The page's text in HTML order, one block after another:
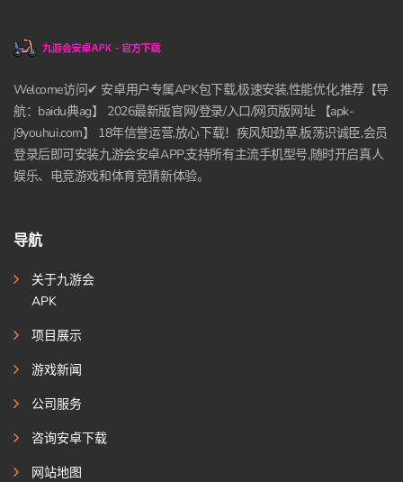
Welcome访问✔ 安卓用户专属APK包下载,极速安装,性能优化,推荐【导
航：baidu典ag】 2026最新版官网/登录/入口/网页版网址 【apk-
j9youhui.com】 18年信誉运营,放心下载！疾风知劲草,板荡识诚臣,会员
登录后即可安装九游会安卓APP,支持所有主流手机型号,随时开启真人
娱乐、电竞游戏和体育竞猜新体验。
导航
关于九游会
APK
项目展示
游戏新闻
公司服务
咨询安卓下载
网站地图